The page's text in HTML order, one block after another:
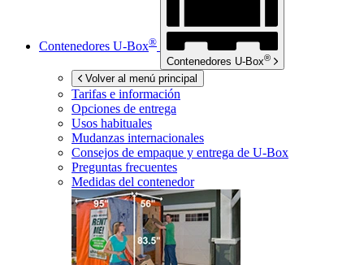
Contenedores U-Box®
Contenedores U-Box®
Volver al menú principal
Tarifas e información
Opciones de entrega
Usos habituales
Mudanzas internacionales
Consejos de empaque y entrega de U-Box
Preguntas frecuentes
Medidas del contenedor